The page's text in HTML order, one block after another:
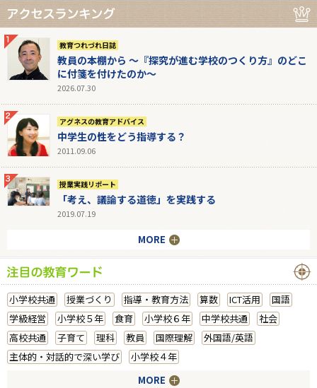
教育つれづれ日誌
教員の本棚から 〜『探究が進む学校のつくり方』のどこ
に付箋を付けたのか〜
2026.07.30
アグネスの教育アドバイス
中学生の性をどう指導する？
2011.09.06
授業実践リポート
「考え、議論する道徳」を実践する
2019.07.19
MORE
小学校共通 授業づくり 指導・教育方法 算数 ICT活用
国語
学級経営
小学校５年 食育 小学校６年 中学校共通
社会
高校共通
子育て 理科 教員 国際理解
外国語/英語
主体的・対話的で深い学び
小学校４年
MORE